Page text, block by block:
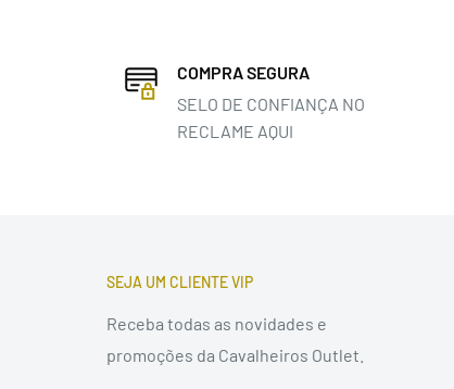
COMPRA SEGURA
SELO DE CONFIANÇA NO
RECLAME AQUI
SEJA UM CLIENTE VIP
Receba todas as novidades e
promoções da Cavalheiros Outlet.